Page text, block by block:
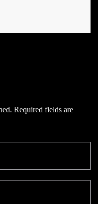
Required fields are